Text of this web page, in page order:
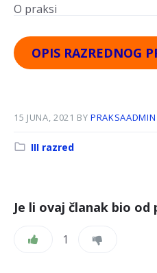
O praksi
OPIS RAZREDNOG
15 JUNA, 2021 BYPRAKSAADMIN
Kategorija:
III razred
Je li ovaj članak bio od
1